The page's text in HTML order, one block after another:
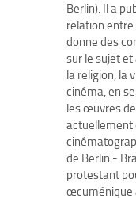
Berlin). Il a
relation
donne des
sur le sujet
la religion, la
cinéma, en
les œuvres
actuellement
de Berlin -
protestant
œcuménique